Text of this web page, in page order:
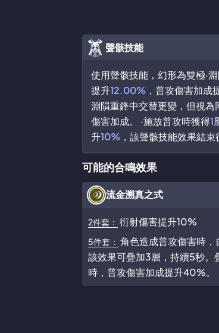
聲骸技能
使用聲骸技能，幻形為雙極·
提升12.00%，普攻傷害加成
淵隕重鋒中交替更變，但視為
傷害加成。 ·施放普攻時獲得1
升10%，該聲骸技能效果結束
可能的合鳴效果
流金溯真之式
2件套： 衍射傷害提升10%
5件套： 角色造成普攻傷害時，
該效果可疊加3層，持續5秒。
時，普攻傷害加成提升40%。